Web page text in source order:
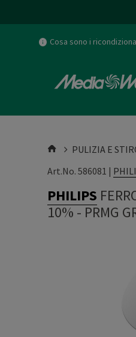
Cosa sono i
PULIZIA E
Art.No. 586081 |
PHILIPS
10% - PRMG